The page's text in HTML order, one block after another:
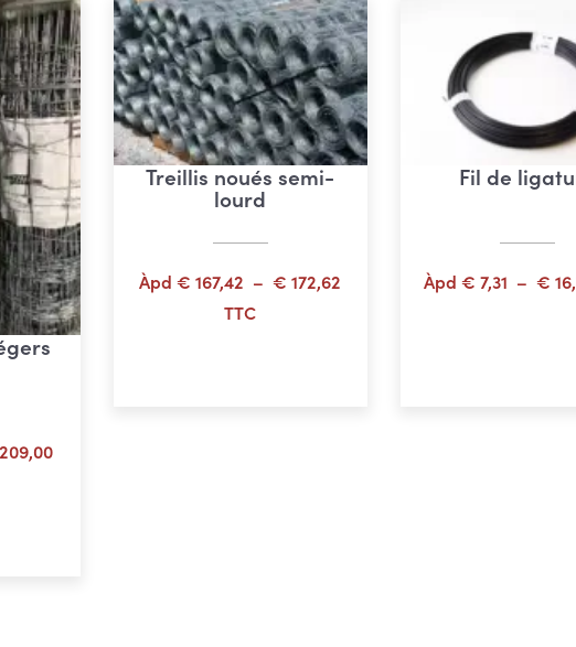
209,00Plage
Treillis noués semi-
lourd
Àpd€ 167,42 – € 172,62
TTC
Fil de
Àpd€ 7,31 – €